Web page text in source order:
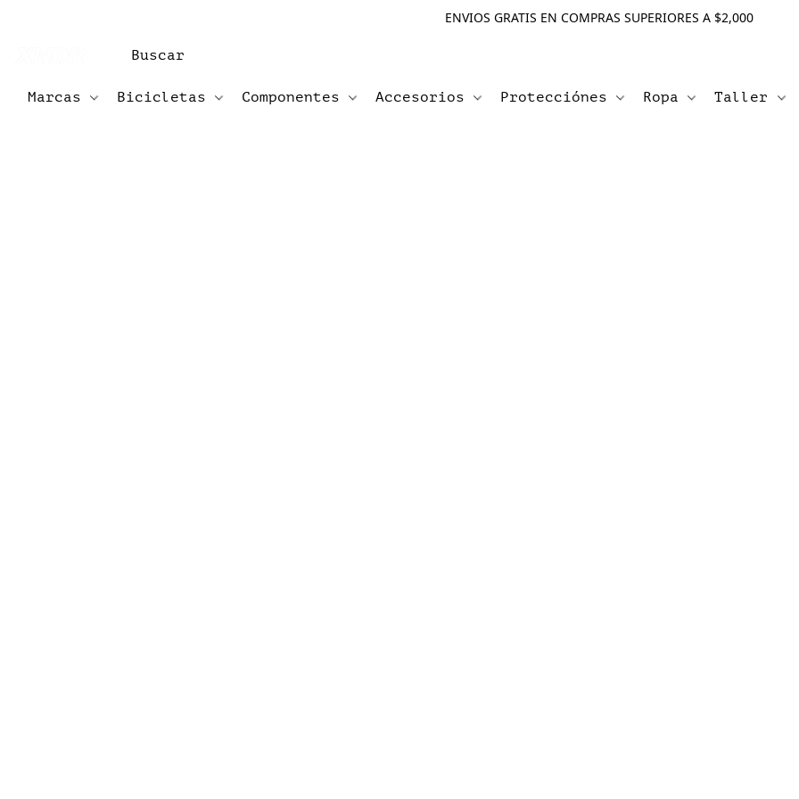
ENVIOS GRATIS EN COMPRAS SUPERIORES A $2,000
Marcas Bicicletas Componentes Accesorios Protecciónes Ropa Taller